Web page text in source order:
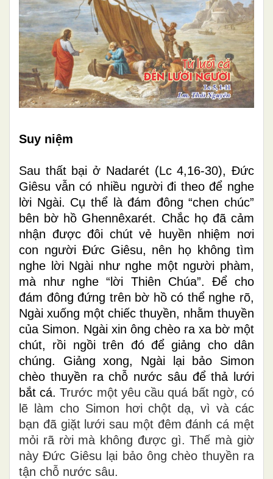
Suy niệm
Sau thất bại ở Nadarét (Lc 4,16-30), Đức
Giêsu vẫn có nhiều người đi theo để nghe
lời Ngài. Cụ thể là đám đông “chen chúc”
bên bờ hồ Ghennêxarét. Chắc họ đã cảm
nhận được đôi chút vẻ huyền nhiệm nơi
con người Đức Giêsu, nên họ không tìm
nghe lời Ngài như nghe một người phàm,
mà như nghe “lời Thiên Chúa”. Để cho
đám đông đứng trên bờ hồ có thể nghe rõ,
Ngài xuống một chiếc thuyền, nhằm thuyền
của Simon. Ngài xin ông chèo ra xa bờ một
chút, rồi ngồi trên đó để giảng cho dân
chúng. Giảng xong, Ngài lại bảo Simon
chèo thuyền ra chỗ nước sâu để thả lưới
bắt cá.Trước một yêu cầu quá bất ngờ, có
lẽ làm cho Simon hơi chột dạ, vì và các
bạn đã giặt lưới sau một đêm đánh cá mệt
mỏi rã rời mà không được gì. Thế mà giờ
này Đức Giêsu lại bảo ông chèo thuyền ra
tận chỗ nước sâu.